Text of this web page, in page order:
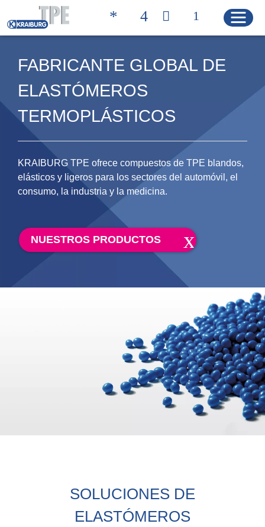
Quicklinks
CONTACTO
PÁGINA DE INICIO
PRODUCTOS
Características de los productos
Blow-Fill-Seal Technology
FABRICANTE GLOBAL DE
ELASTÓMEROS
TERMOPLÁSTICOS
KRAIBURG TPE ofrece compuestos de TPE blandos,
elásticos y ligeros para los sectores del automóvil, el
consumo, la industria y la medicina.
NUESTROS PRODUCTOS
SOLUCIONES DE
ELASTÓMEROS